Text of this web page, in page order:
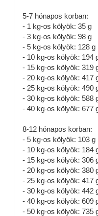
5-7 hónapos korban:
- 1 kg-os kölyök: 35 g
- 3 kg-os kölyök: 98 g
- 5 kg-os kölyök: 128 g
- 10 kg-os kölyök: 194
- 15 kg-os kölyök: 319
- 20 kg-os kölyök: 417
- 25 kg-os kölyök: 490
- 30 kg-os kölyök: 588
- 40 kg-os kölyök: 677
8-12 hónapos korban:
- 5 kg-os kölyök: 103 g
- 10 kg-os kölyök: 184
- 15 kg-os kölyök: 306
- 20 kg-os kölyök: 380
- 25 kg-os kölyök: 417
- 30 kg-os kölyök: 442
- 40 kg-os kölyök: 609
- 50 kg-os kölyök: 735